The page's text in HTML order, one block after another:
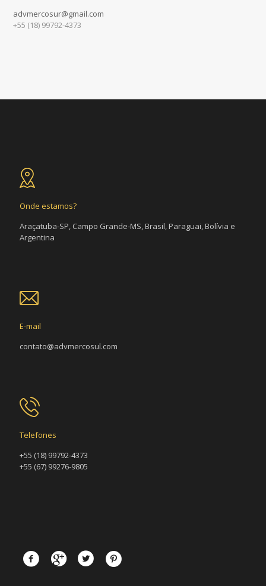
advmercosur@gmail.com
+55 (18) 99792-4373
Onde estamos?
Araçatuba-SP, Campo Grande-MS, Brasil, Paraguai, Bolívia e
Argentina
E-mail
contato@advmercosul.com
Telefones
+55 (18) 99792-4373
+55 (67) 99276-9805